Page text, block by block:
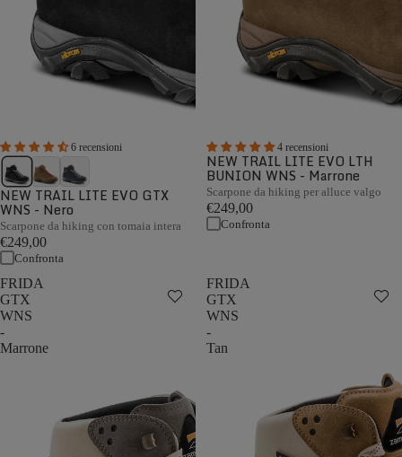
6 recensioni
NEW TRAIL LITE EVO GTX
WNS - Nero
Scarpone da hiking con tomaia intera
€249,00
Confronta
4 recensioni
NEW TRAIL LITE EVO LTH
BUNION WNS - Marrone
Scarpone da hiking per alluce valgo
€249,00
Confronta
FRIDA
GTX
WNS
-
Marrone
FRIDA
GTX
WNS
-
Tan